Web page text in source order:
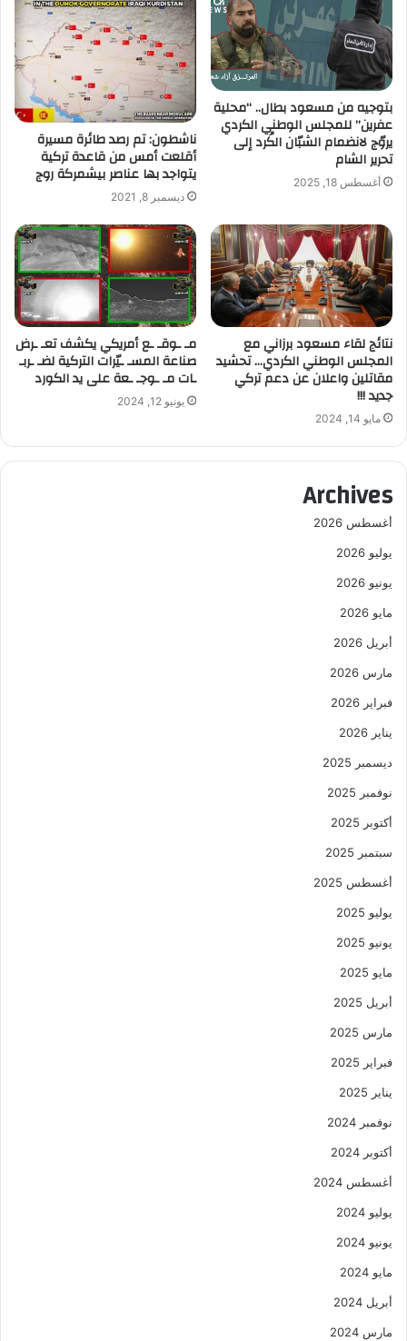
بتوجيه من مسعود بطال.. “محلية
عفرين” للمجلس الوطني الكردي
يروّج لانضمام الشبّان الكُرد إلى
تحرير الشام
أغسطس 18, 2025
ناشطون: تم رصد طائرة مسيرة
أقلعت أمس من قاعدة تركية
يتواجد بها عناصر بيشمركة روج
ديسمبر 8, 2021
نتائج لقاء مسعود برزاني مع
المجلس الوطني الكردي… تحشيد
مقاتلين واعلان عن دعم تركي
جديد !!!
مايو 14, 2024
مـ ـوقـ ـع أمريكي يكشف تعـ ـرض
صناعة المسـ ـيّرات التركية لضـ ـربـ
ـات مـ ـوجـ ـعة على يد الكورد
يونيو 12, 2024
Archives
أغسطس 2026
يوليو 2026
يونيو 2026
مايو 2026
أبريل 2026
مارس 2026
فبراير 2026
يناير 2026
ديسمبر 2025
نوفمبر 2025
أكتوبر 2025
سبتمبر 2025
أغسطس 2025
يوليو 2025
يونيو 2025
مايو 2025
أبريل 2025
مارس 2025
فبراير 2025
يناير 2025
نوفمبر 2024
أكتوبر 2024
أغسطس 2024
يوليو 2024
يونيو 2024
مايو 2024
أبريل 2024
مارس 2024